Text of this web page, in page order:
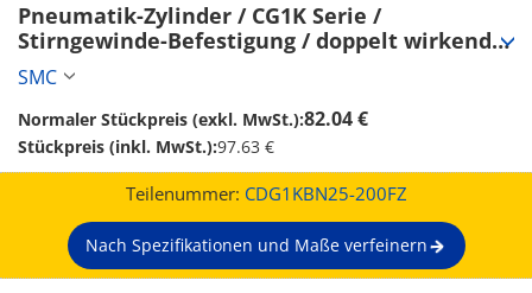
Pneumatik-Zylinder / CG1K Serie /
Stirngewinde-Befestigung / doppelt wirkend
(CDG1KBN25-200FZ)
SMC
Normaler Stückpreis (exkl. MwSt.):82.04 €
Stückpreis (inkl. MwSt.):97.63 €
Teilenummer: CDG1KBN25-200FZ
Nach Spezifikationen und Maße verfeinern